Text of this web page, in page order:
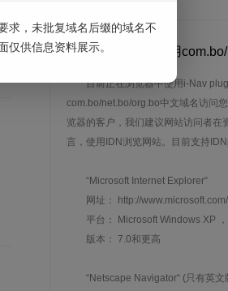
12. 我的客户能够用
目前正在浏览器中使用i-Nav
com.bo/net.bo/org.bo中文域名访问
览器的客户，我们建议网站访问者
言，使用IDN浏览网站。目前支持IDN
“Microsoft Internet Explorer“
网址： http://
平台： Microsoft Windows XP
版本： 7.0和更高
“Netscape Navigator“ (只有英文
求，未批复域名后缀的域名不
仅供信息资料展示。